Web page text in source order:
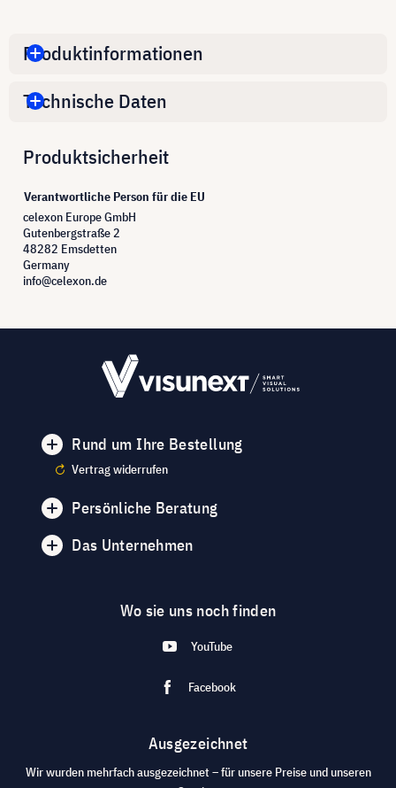
Produktinformationen
Technische Daten
Produktsicherheit
Verantwortliche Person für die EU
celexon Europe GmbH
Gutenbergstraße 2
48282 Emsdetten
Germany
info@celexon.de
Rund um Ihre Bestellung
Vertrag widerrufen
Persönliche Beratung
Das Unternehmen
Wo sie uns noch finden
YouTube
Facebook
Ausgezeichnet
Wir wurden mehrfach ausgezeichnet – für unsere Preise und unseren